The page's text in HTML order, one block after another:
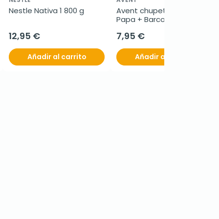
Nestle Nativa 1 800 g
12,95 €
Añadir al carrito
Avent chupete I Love
Papa + Barco, 6 - 18
7,95 €
Añadir al carrito